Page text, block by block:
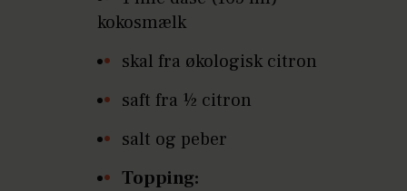
kokosmælk
skal fra økologisk citron
saft fra ½ citron
salt og peber
Topping: